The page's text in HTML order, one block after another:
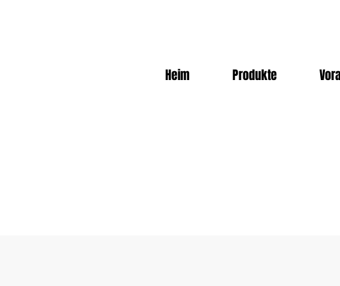
Heim Produkte